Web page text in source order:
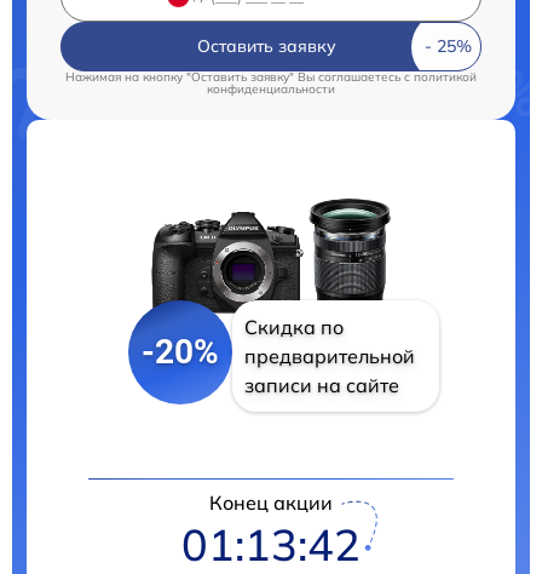
Оставить заявку
Нажимая на кнопку "Оставить заявку" Вы соглашаетесь c политикой
конфиденциальности
-20%
Скидка по
предварительной
записи на сайте
Конец акции
01:13:41